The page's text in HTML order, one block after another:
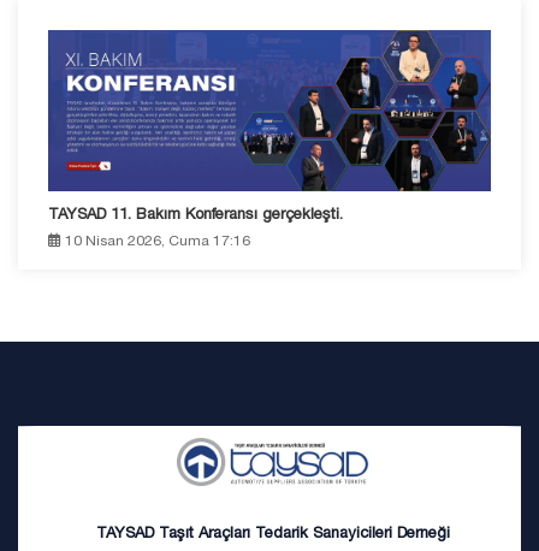
TAYSAD 11. Bakım Konferansı gerçekleşti.
10 Nisan 2026, Cuma 17:16
TAYSAD Taşıt Araçları Tedarik Sanayicileri Derneği